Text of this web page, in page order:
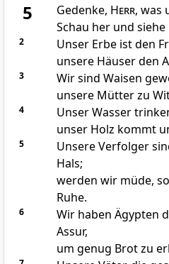
5 Gedenke, Herr, was
Schau her und
2
Unser Erbe ist den
unsere Häuser den
3
Wir sind Waisen
unsere Mütter zu
4
Unser Wasser
unser Holz kommt
5
Unsere Verfolger
Hals;
werden wir müde,
Ruhe.
6
Wir haben Ägypten
Assur,
um genug Brot zu